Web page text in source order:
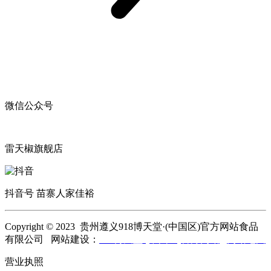
微信公众号
雷天椒旗舰店
抖音号 苗寨人家佳裕
Copyright © 2023 贵州遵义918博天堂·(中国区)官方网站食品
有限公司 网站建设：
营业执照